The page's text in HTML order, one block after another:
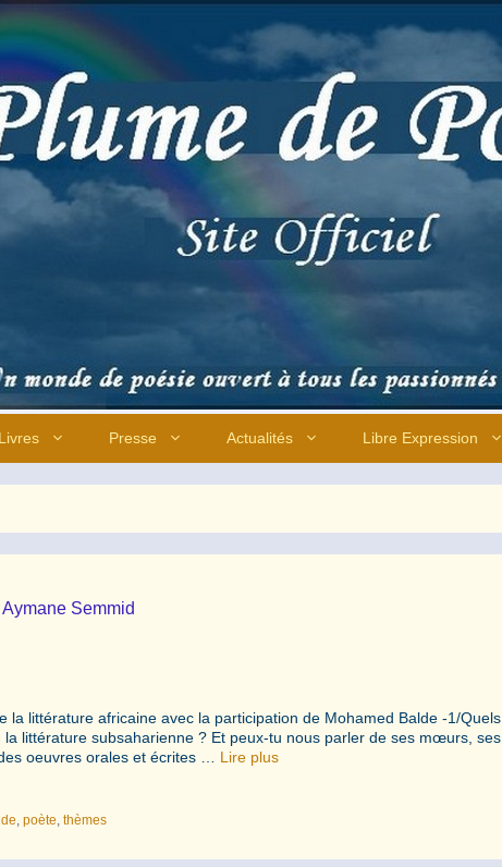
Livres Presse Actualités Libre Expression
Semmid
la littérature africaine avec la participation de Mohamed Balde -1/Quels
littérature subsaharienne ? Et peux-tu nous parler de ses mœurs, ses
oeuvres orales et écrites … Lire plus
,poète ,thèmes